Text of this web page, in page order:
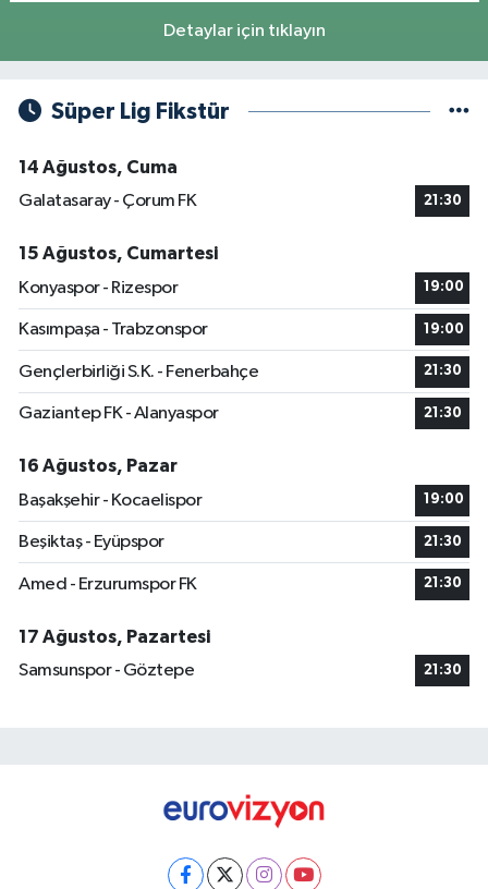
Detaylar için tıklayın
Süper Lig Fikstür
14 Ağustos, Cuma
Galatasaray - Çorum FK
21:30
15 Ağustos, Cumartesi
Konyaspor - Rizespor
19:00
Kasımpaşa - Trabzonspor 19:00
Gençlerbirliği S.K. - Fenerbahçe 21:30
Gaziantep FK - Alanyaspor 21:30
16 Ağustos, Pazar
Başakşehir - Kocaelispor
19:00
Beşiktaş - Eyüpspor 21:30
Amed - Erzurumspor FK 21:30
17 Ağustos, Pazartesi
Samsunspor - Göztepe
21:30